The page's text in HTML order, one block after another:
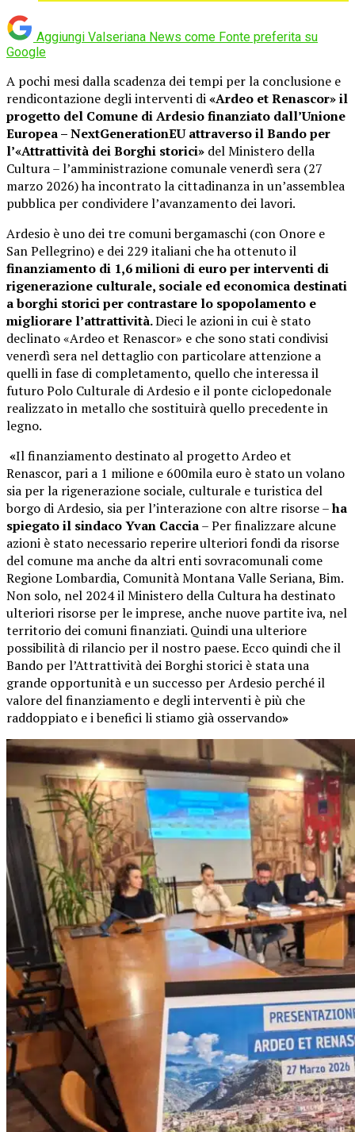
Aggiungi Valseriana News come Fonte preferita su
Google
A pochi mesi dalla scadenza dei tempi per la conclusione e
rendicontazione degli interventi di«Ardeo et Renascor»il
progetto del Comune di Ardesio finanziato dall’Unione
Europea – NextGenerationEU attraverso il Bando per
l’«Attrattività deiBorghi storici» del Ministero della
Cultura – l’amministrazione comunale venerdì sera (27
marzo 2026) ha incontrato la cittadinanza in un’assemblea
pubblica per condividere l’avanzamento dei lavori.
Ardesio è uno dei tre comuni bergamaschi (con Onore e
San Pellegrino) e dei 229 italiani che ha ottenuto il
finanziamento di 1,6 milioni di euro per interventi di
rigenerazione culturale, sociale ed economica destinati
a borghi storici per contrastare lo spopolamento e
migliorare l’attrattività.Dieci le azioni in cui è stato
declinato«Ardeo et Renascor» e che sono stati condivisi
venerdì sera nel dettaglio con particolare attenzione a
quelli in fase di completamento, quello che interessa il
futuro Polo Culturale di Ardesio e il ponte ciclopedonale
realizzato in metallo che sostituirà quello precedente in
legno.
«Il finanziamento destinato al progetto Ardeo et
Renascor, pari a 1 milione e 600mila euro è stato un volano
sia per la rigenerazione sociale, culturale e turistica del
borgo di Ardesio, sia per l’interazione con altre risorse–ha
spiegato il sindaco Yvan Caccia– Per finalizzare alcune
azioni è stato necessario reperire ulteriori fondi da risorse
del comune ma anche da altri enti sovracomunali come
Regione Lombardia, Comunità Montana Valle Seriana, Bim.
Non solo, nel 2024 il Ministero della Cultura ha destinato
ulteriori risorse per le imprese, anche nuove partite iva, nel
territorio dei comuni finanziati. Quindi una ulteriore
possibilità di rilancio per il nostro paese. Ecco quindi che il
Bando per l’Attrattività dei Borghi storici è stata una
grande opportunità e un successo per Ardesio perché il
valore del finanziamento e degli interventi è più che
raddoppiato e i benefici li stiamo già osservando»